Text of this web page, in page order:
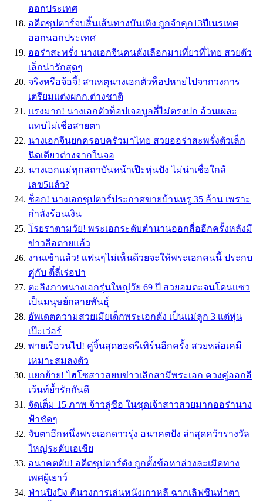
ออกประเทศ
อดีตซุปตาร์จบสิ้นเส้นทางบันเทิง ถูกจำคุก13ปีเนรเทศ
ออกนอกประเทศ
ออร่าสะพรั่ง นางเอกจีนคนดังเลือกมาเที่ยวที่ไทย สวยตัว
เล็กน่ารักสุดๆ
จริงหรือจ้อจี้! สาเหตุนางเอกตัวท็อปหายไปจากวงการ
เตรียมแต่งผกก.ต่างชาติ
แรงมาก! นางเอกตัวท็อปเจอบูลลี่ไม่ตรงปก อ้วนเผละ
แทบไม่เชื่อสายตา
นางเอกจีนยกครอบครัวมาไทย สวยออร่าสะพรั่งตัวเล็ก
นิดเดียวต่างจากในจอ
นางเอกแม่ทุกสถาบันหน้าเป๊ะหุ่นปัง ไม่น่าเชื่อใกล้
เลข5แล้ว?
ช็อก! นางเอกซุปตาร์ประกาศขายบ้านหรู 35 ล้าน เพราะ
กำลังร้อนเงิน
โรยราตามวัย! พระเอกระดับตำนานออกสื่ออีกครั้งหลังมี
ข่าวลือตายแล้ว
งานเข้าเเล้ว! เเฟนๆไม่เห็นด้วยจะให้พระเอกคนนี้ ประกบ
คู่กับ ตี๋ลี่เร่อปา
ตะลึงภาพนางเอกรุ่นใหญ่วัย 69 ปี สวยอมตะจนโดนเเซว
เป็นมนุษย์กลายพันธุ์
อัพเดตความสวยเมียเด็กพระเอกดัง เป็นเเม่ลูก 3 เเต่หุ่น
เป๊ะเว่อร์
พายเรือวนไป! คู่จิ้นสุดฮอตรีเทิร์นอีกครั้ง สวยหล่อเคมี
เหมาะสมลงตัว
เเยกย้าย! ไฮโซสาวสยบข่าวเลิกสามีพระเอก ควงคู่ออกอี
เว้นท์ย้ำรักกันดี
จัดเต็ม 15 ภาพ จ้าวลู่ซือ ในชุดเจ้าสาวสวยมากออร่านาง
ฟ้าชัดๆ
จับตาอีกหนึ่งพระเอกดาวรุ่ง อนาคตปัง ล่าสุดคว้ารางวัล
ใหญ่ระดับเอเชีย
อนาคตดับ! อดีตซุปตาร์ดัง ถูกตั้งข้อหาล่วงละเมิดทาง
เพศผู้เยาว์
ฟ่านปิงปิง คืนวงการเล่นหนังเกาหลี ฉากเลิฟซีนทำตา